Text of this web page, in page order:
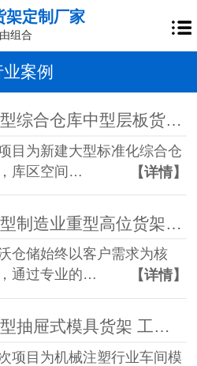
架定制厂家
组合
案例
大型综合仓库中型层板货架整体交付项目
目为新建大型标准化综合仓
库区空间…
【详情】
仓储始终以客户需求为核
通过专业的…
【详情】
重型抽屉式模具货架 工厂模具规范化存储落地实景
项目为机械注塑行业车间模